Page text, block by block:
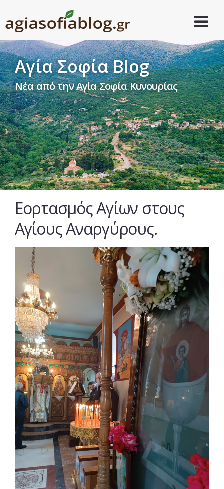
Αγία Σοφία Blog
Νέα από την Αγία Σοφία Κυνουρίας
Εορτασμός Αγίων στους
Αγίους Αναργύρους.